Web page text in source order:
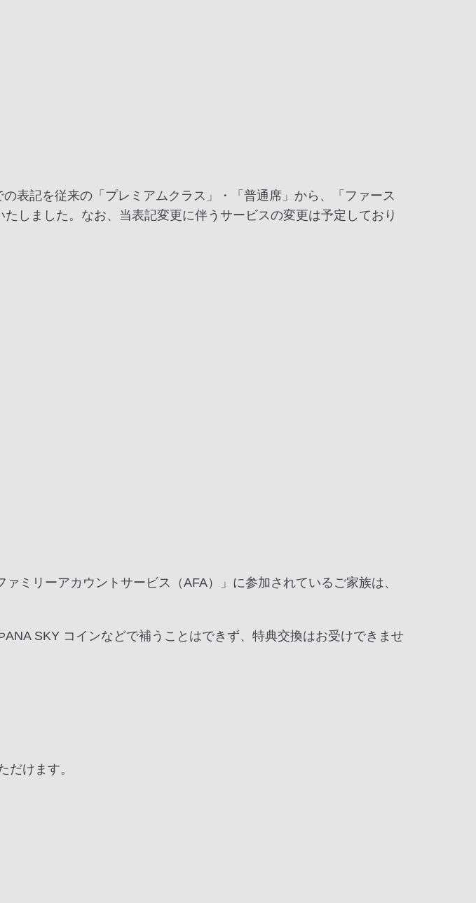
表記を従来の「プレミアムクラス」・「普通席」から、「ファース
しました。なお、当表記変更に伴うサービスの変更は予定しており
ミリーアカウントサービス（AFA）」に参加されているご家族は、
SKY コインなどで補うことはできず、特典交換はお受けできませ
だけます。